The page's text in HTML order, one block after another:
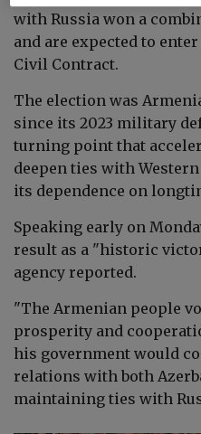
with Russia won a
and are expected to
Civil Contract.
The election was
since its 2023 military
turning point that
deepen ties with
its dependence on
Speaking early on
result as a "historic
agency reported.
"The Armenian people
prosperity and
his government would
relations with both
maintaining ties with